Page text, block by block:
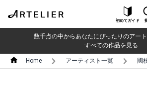
初めてガイド
数千点の中からあなたにぴったりのアー
すべての作品を見る
Home アーティスト一覧 國